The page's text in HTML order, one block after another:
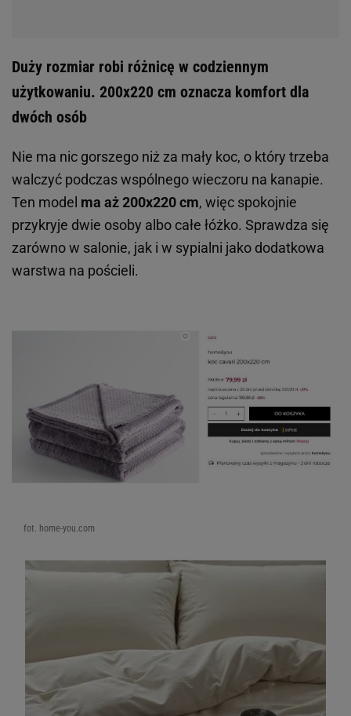
Duży rozmiar robi różnicę w codziennym
użytkowaniu. 200x220 cm oznacza komfort dla
dwóch osób
Nie ma nic gorszego niż za mały koc, o który trzeba
walczyć podczas wspólnego wieczoru na kanapie.
Ten model ma aż 200x220 cm, więc spokojnie
przykryje dwie osoby albo całe łóżko. Sprawdza się
zarówno w salonie, jak i w sypialni jako dodatkowa
warstwa na pościeli.
fot. home-you.com